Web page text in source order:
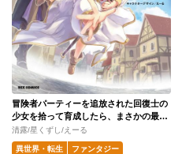
冒険者パーティーを追放された回復士の
少女を拾って育成したら、まさかの最強
職業に転職!? おまけに彼女の様子が何や
らおかしくて…
清露/星くずし/えーる
異世界・転生 ファンタジー